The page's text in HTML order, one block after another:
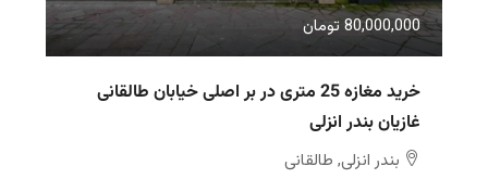
80,000,000 تومان
خرید مغازه 25 متری در بر اصلی خیابان طالقانی
غازیان بندر انزلی
بندر انزلی, طالقانی